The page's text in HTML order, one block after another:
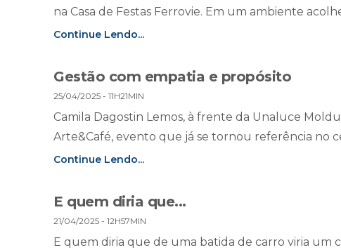
na Casa de Festas Ferrovie. Em um ambiente
Continue Lendo...
Gestão com empatia e propósito
25/04/2025 - 11H21MIN
Camila Dagostin Lemos, à frente da Unaluce
Arte&Café, evento que já se tornou referência no
Continue Lendo...
E quem diria que...
21/04/2025 - 12H57MIN
E quem diria que de uma batida de carro viria um